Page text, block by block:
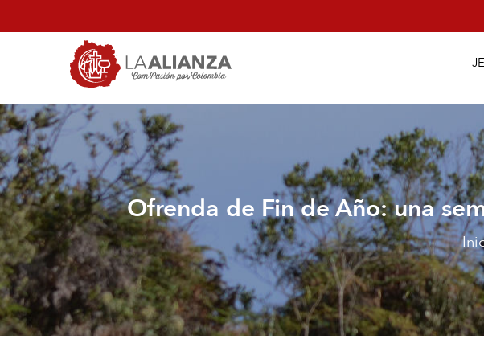
al
Ofrenda de Fin de Año: una
de